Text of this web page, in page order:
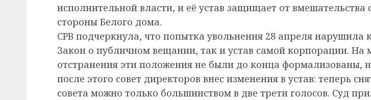
исполнительной власти, и её устав защищает от вмешательства
стороны Белого дома.
CPB подчеркнула, что попытка увольнения 28 апреля нарушила
Закон о публичном вещании, так и устав самой корпорации. На
отстранения эти положения не были до конца формализованы,
после этого совет директоров внес изменения в устав: теперь
совета можно только большинством в две трети голосов. Суд